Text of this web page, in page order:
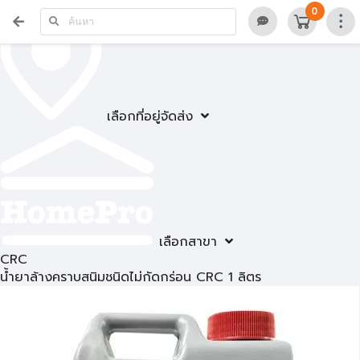
เลือกที่อยู่จัดส่ง
เลือกสาขา
0
CRC
น้ำยาล้างคราบสนิมชนิดไม่กัดกร่อน CRC 1 ลิตร